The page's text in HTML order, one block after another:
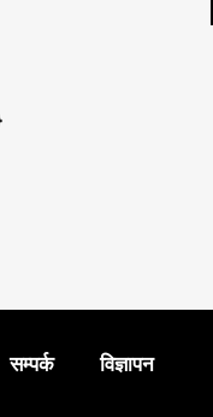
सम्पर्क विज्ञापन